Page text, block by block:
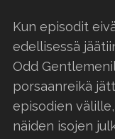
Kun episodit
edellisessä
Odd
porsaanreikä
episodien
näiden isojen